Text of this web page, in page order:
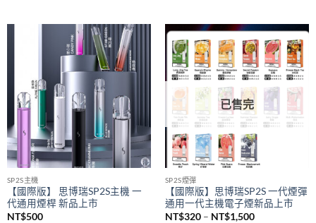
SP2S主機
【國際版】 思博瑞SP2S主機 一
代通用煙桿 新品上市
NT$500
已售完
SP2S煙彈
【國際版】思博瑞SP2S 一代煙彈
通用一代主機電子煙新品上市
NT$320 – NT$1,500價